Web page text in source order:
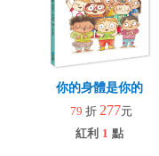
你的身體是你的
79 折 277元
紅利 1 點